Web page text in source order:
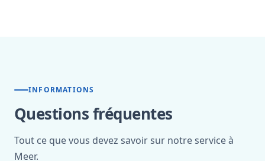
INFORMATIONS
Questions fréquentes
Tout ce que vous devez savoir sur notre service à
Meer.